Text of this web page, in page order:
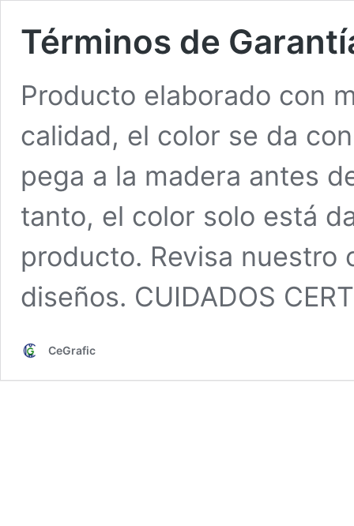
Términos de
Producto elaborado con
calidad, el color se da
pega a la madera antes
tanto, el color solo está
producto. Revisa
diseños. CUIDADOS
CeGrafic